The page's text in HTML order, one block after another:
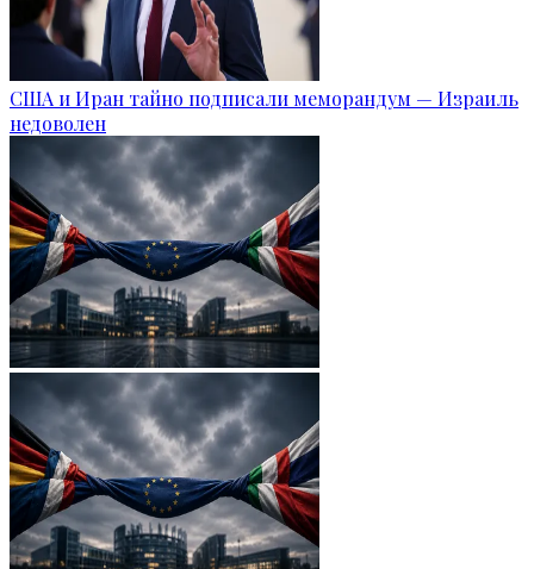
США и Иран тайно подписали меморандум — Израиль
недоволен